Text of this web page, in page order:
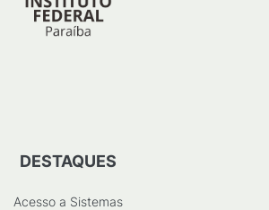
DESTAQUES
Acesso a Sistemas